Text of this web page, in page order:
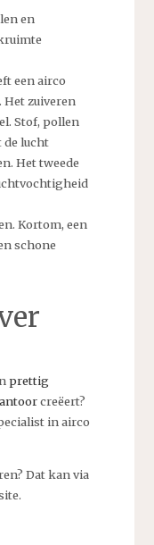
en
een airco
zuiveren
Stof, pollen
de lucht
Het tweede
Kortom, een
schone
prettig
creëert?
in airco
Dat kan via